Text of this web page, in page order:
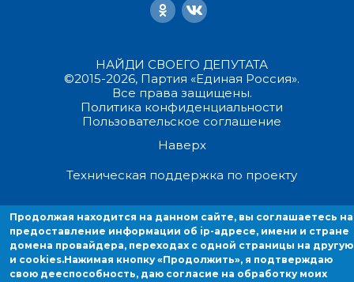
НАЙДИ СВОЕГО ДЕПУТАТА
©2015-2026, Партия «Единая Россия».
Все права защищены.
Политика конфиденциальности
Пользовательское соглашение
Наверх
Техническая поддержка по проекту
Продолжая находиться на данном сайте, вы соглашаетесь на
предоставление информации об ip-адресе, имени и стране домена
провайдера, переходах с одной страницы на другую и cookies.
Продолжая находится на данном сайте, вы соглашаетесь на
предоставление информации об ip-адресе, имени и стране
домена провайдера, переходах с одной страницы на другую
и cookies.Нажимая кнопку «Продолжить», я подтверждаю
свою дееспособность, даю согласие на обработку моих